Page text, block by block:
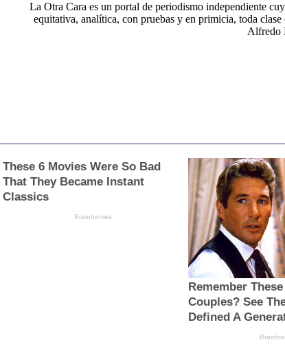
La Otra Cara es un portal de periodismo independiente
equitativa, analítica, con pruebas y en primicia, toda
Alfredo